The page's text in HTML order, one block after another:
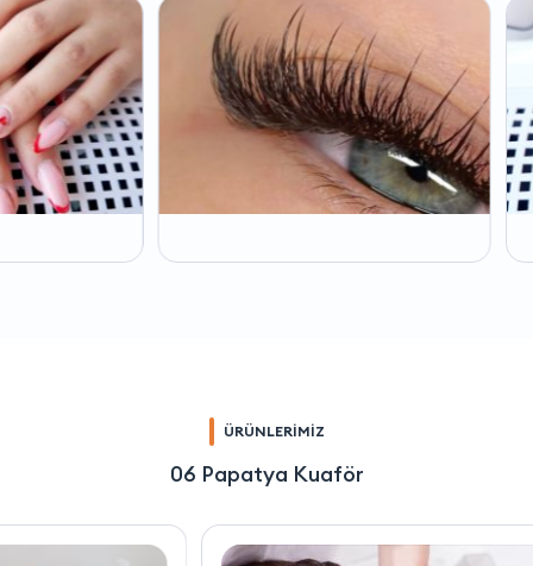
ÜRÜNLERİMİZ
06 Papatya Kuaför